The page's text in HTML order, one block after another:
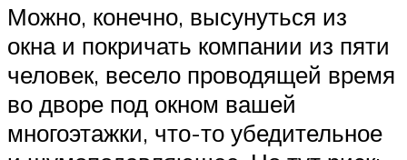
Можно, конечно, высунуться из
окна и покричать компании из пяти
человек, весело проводящей время
во дворе под окном вашей
многоэтажки, что-то убедительное